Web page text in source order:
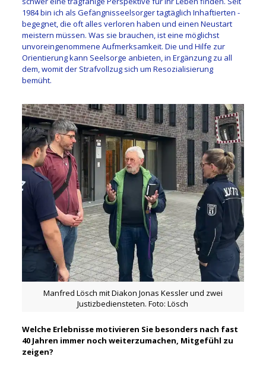
1984 bin ich als Gefängnisseel­sorger tagtäglich Inhaftierten ­
begegnet, die oft alles verloren haben und einen Neustart
meistern müssen. Was sie brauchen, ist eine möglichst
unvoreingenommene Aufmerksamkeit. Die und Hilfe zur
Orientierung kann Seelsorge anbieten, in Ergänzung zu all
dem, womit der Strafvollzug sich um Resozialisierung
bemüht.
Manfred Lösch mit Diakon Jonas Kessler und zwei
Justizbediensteten. Foto: Lösch
Welche Erlebnisse motivieren Sie besonders nach fast
40 Jahren immer noch weiterzumachen, Mitgefühl zu
zeigen?